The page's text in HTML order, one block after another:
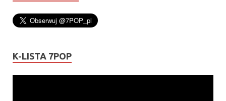
K-LISTA 7POP